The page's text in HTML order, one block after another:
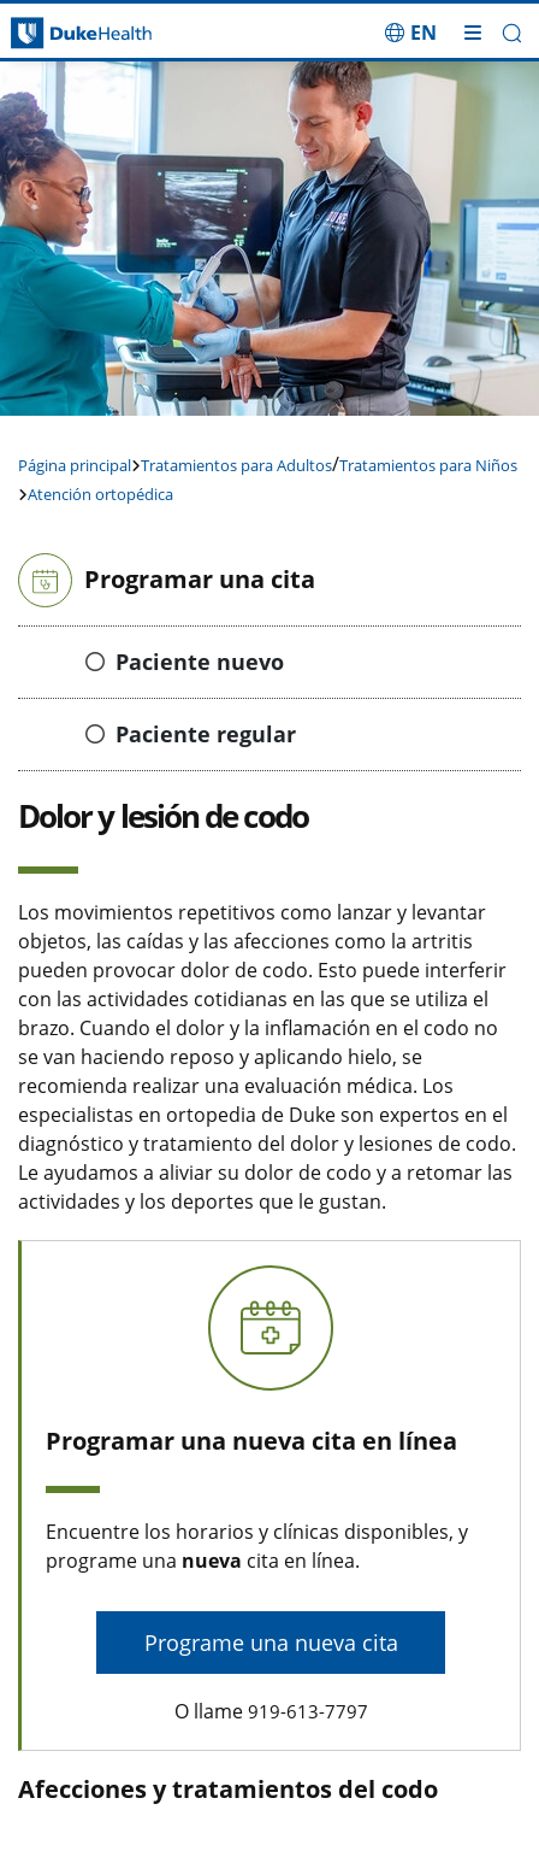
Saltar navegación
EN
Página principal Tratamientos para Adultos/Tratamientos para Niños
Atención ortopédica
Programar una cita
Paciente nuevo
Paciente regular
Dolor y lesión de codo
Los movimientos repetitivos como lanzar y levantar
objetos, las caídas y las afecciones como la artritis
pueden provocar dolor de codo. Esto puede interferir
con las actividades cotidianas en las que se utiliza el
brazo. Cuando el dolor y la inflamación en el codo no
se van haciendo reposo y aplicando hielo, se
recomienda realizar una evaluación médica. Los
especialistas en ortopedia de Duke son expertos en el
diagnóstico y tratamiento del dolor y lesiones de codo.
Le ayudamos a aliviar su dolor de codo y a retomar las
actividades y los deportes que le gustan.
Programar una nueva cita en línea
Encuentre los horarios y clínicas disponibles, y
programe una nueva cita en línea.
Programe una nueva cita
O llame 919-613-7797
Afecciones y tratamientos del codo